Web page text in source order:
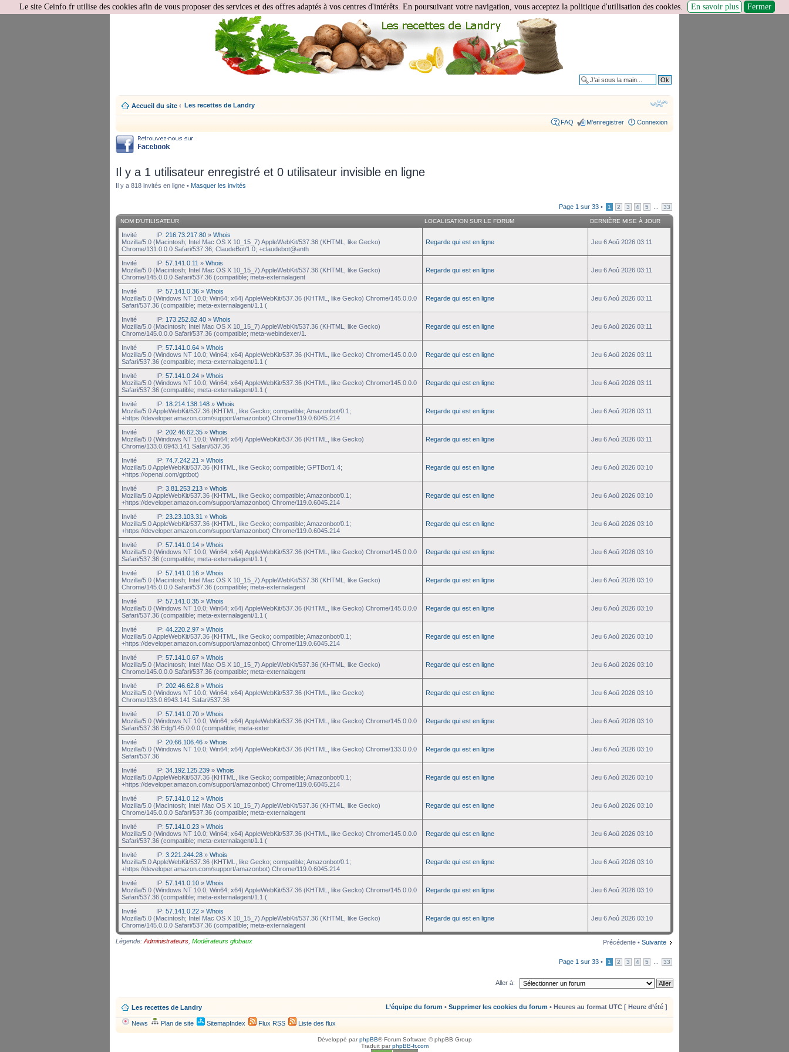
Accueil du site ‹ Les recettes de Landry
FAQ M’enregistrer Connexion
Il y a 1 utilisateur enregistré et 0 utilisateur invisible en ligne
Il y a 818 invités en ligne • Masquer les invités
Page 1 sur 33 • 1 2 3 4 5 33
NOM D’UTILISATEUR LOCALISATION SUR LE FORUM DERNIÈRE MISE À JOUR
Invité IP: 216.73.217.80 » Whois
Mozilla/5.0 (Macintosh; Intel Mac OS X 10_15_7) AppleWebKit/537.36 (KHTML, like Gecko)
Chrome/131.0.0.0 Safari/537.36; ClaudeBot/1.0; +claudebot@anth
Regarde qui est en ligne Jeu 6 Aoû 2026 03:11
Invité IP: 57.141.0.11 » Whois
Mozilla/5.0 (Macintosh; Intel Mac OS X 10_15_7) AppleWebKit/537.36 (KHTML, like Gecko)
Chrome/145.0.0.0 Safari/537.36 (compatible; meta-externalagent
Regarde qui est en ligne Jeu 6 Aoû 2026 03:11
Invité IP: 57.141.0.36 » Whois
Mozilla/5.0 (Windows NT 10.0; Win64; x64) AppleWebKit/537.36 (KHTML, like Gecko) Chrome/145.0.0.0
Safari/537.36 (compatible; meta-externalagent/1.1 (
Regarde qui est en ligne Jeu 6 Aoû 2026 03:11
Invité IP: 173.252.82.40 » Whois
Mozilla/5.0 (Macintosh; Intel Mac OS X 10_15_7) AppleWebKit/537.36 (KHTML, like Gecko)
Chrome/145.0.0.0 Safari/537.36 (compatible; meta-webindexer/1.
Regarde qui est en ligne Jeu 6 Aoû 2026 03:11
Invité IP: 57.141.0.64 » Whois
Mozilla/5.0 (Windows NT 10.0; Win64; x64) AppleWebKit/537.36 (KHTML, like Gecko) Chrome/145.0.0.0
Safari/537.36 (compatible; meta-externalagent/1.1 (
Regarde qui est en ligne Jeu 6 Aoû 2026 03:11
Invité IP: 57.141.0.24 » Whois
Mozilla/5.0 (Windows NT 10.0; Win64; x64) AppleWebKit/537.36 (KHTML, like Gecko) Chrome/145.0.0.0
Safari/537.36 (compatible; meta-externalagent/1.1 (
Regarde qui est en ligne Jeu 6 Aoû 2026 03:11
Invité IP: 18.214.138.148 » Whois
Mozilla/5.0 AppleWebKit/537.36 (KHTML, like Gecko; compatible; Amazonbot/0.1;
+https://developer.amazon.com/support/amazonbot) Chrome/119.0.6045.214
Regarde qui est en ligne Jeu 6 Aoû 2026 03:11
Invité IP: 202.46.62.35 » Whois
Mozilla/5.0 (Windows NT 10.0; Win64; x64) AppleWebKit/537.36 (KHTML, like Gecko)
Chrome/133.0.6943.141 Safari/537.36
Regarde qui est en ligne Jeu 6 Aoû 2026 03:11
Invité IP: 74.7.242.21 » Whois
Mozilla/5.0 AppleWebKit/537.36 (KHTML, like Gecko; compatible; GPTBot/1.4;
+https://openai.com/gptbot)
Regarde qui est en ligne Jeu 6 Aoû 2026 03:10
Invité IP: 3.81.253.213 » Whois
Mozilla/5.0 AppleWebKit/537.36 (KHTML, like Gecko; compatible; Amazonbot/0.1;
+https://developer.amazon.com/support/amazonbot) Chrome/119.0.6045.214
Regarde qui est en ligne Jeu 6 Aoû 2026 03:10
Invité IP: 23.23.103.31 » Whois
Mozilla/5.0 AppleWebKit/537.36 (KHTML, like Gecko; compatible; Amazonbot/0.1;
+https://developer.amazon.com/support/amazonbot) Chrome/119.0.6045.214
Regarde qui est en ligne Jeu 6 Aoû 2026 03:10
Invité IP: 57.141.0.14 » Whois
Mozilla/5.0 (Windows NT 10.0; Win64; x64) AppleWebKit/537.36 (KHTML, like Gecko) Chrome/145.0.0.0
Safari/537.36 (compatible; meta-externalagent/1.1 (
Regarde qui est en ligne Jeu 6 Aoû 2026 03:10
Invité IP: 57.141.0.16 » Whois
Mozilla/5.0 (Macintosh; Intel Mac OS X 10_15_7) AppleWebKit/537.36 (KHTML, like Gecko)
Chrome/145.0.0.0 Safari/537.36 (compatible; meta-externalagent
Regarde qui est en ligne Jeu 6 Aoû 2026 03:10
Invité IP: 57.141.0.35 » Whois
Mozilla/5.0 (Windows NT 10.0; Win64; x64) AppleWebKit/537.36 (KHTML, like Gecko) Chrome/145.0.0.0
Safari/537.36 (compatible; meta-externalagent/1.1 (
Regarde qui est en ligne Jeu 6 Aoû 2026 03:10
Invité IP: 44.220.2.97 » Whois
Mozilla/5.0 AppleWebKit/537.36 (KHTML, like Gecko; compatible; Amazonbot/0.1;
+https://developer.amazon.com/support/amazonbot) Chrome/119.0.6045.214
Regarde qui est en ligne Jeu 6 Aoû 2026 03:10
Invité IP: 57.141.0.67 » Whois
Mozilla/5.0 (Macintosh; Intel Mac OS X 10_15_7) AppleWebKit/537.36 (KHTML, like Gecko)
Chrome/145.0.0.0 Safari/537.36 (compatible; meta-externalagent
Regarde qui est en ligne Jeu 6 Aoû 2026 03:10
Invité IP: 202.46.62.8 » Whois
Mozilla/5.0 (Windows NT 10.0; Win64; x64) AppleWebKit/537.36 (KHTML, like Gecko)
Chrome/133.0.6943.141 Safari/537.36
Regarde qui est en ligne Jeu 6 Aoû 2026 03:10
Invité IP: 57.141.0.70 » Whois
Mozilla/5.0 (Windows NT 10.0; Win64; x64) AppleWebKit/537.36 (KHTML, like Gecko) Chrome/145.0.0.0
Safari/537.36 Edg/145.0.0.0 (compatible; meta-exter
Regarde qui est en ligne Jeu 6 Aoû 2026 03:10
Invité IP: 20.66.106.46 » Whois
Mozilla/5.0 (Windows NT 10.0; Win64; x64) AppleWebKit/537.36 (KHTML, like Gecko) Chrome/133.0.0.0
Safari/537.36
Regarde qui est en ligne Jeu 6 Aoû 2026 03:10
Invité IP: 34.192.125.239 » Whois
Mozilla/5.0 AppleWebKit/537.36 (KHTML, like Gecko; compatible; Amazonbot/0.1;
+https://developer.amazon.com/support/amazonbot) Chrome/119.0.6045.214
Regarde qui est en ligne Jeu 6 Aoû 2026 03:10
Invité IP: 57.141.0.12 » Whois
Mozilla/5.0 (Macintosh; Intel Mac OS X 10_15_7) AppleWebKit/537.36 (KHTML, like Gecko)
Chrome/145.0.0.0 Safari/537.36 (compatible; meta-externalagent
Regarde qui est en ligne Jeu 6 Aoû 2026 03:10
Invité IP: 57.141.0.23 » Whois
Mozilla/5.0 (Windows NT 10.0; Win64; x64) AppleWebKit/537.36 (KHTML, like Gecko) Chrome/145.0.0.0
Safari/537.36 (compatible; meta-externalagent/1.1 (
Regarde qui est en ligne Jeu 6 Aoû 2026 03:10
Invité IP: 3.221.244.28 » Whois
Mozilla/5.0 AppleWebKit/537.36 (KHTML, like Gecko; compatible; Amazonbot/0.1;
+https://developer.amazon.com/support/amazonbot) Chrome/119.0.6045.214
Regarde qui est en ligne Jeu 6 Aoû 2026 03:10
Invité IP: 57.141.0.10 » Whois
Mozilla/5.0 (Windows NT 10.0; Win64; x64) AppleWebKit/537.36 (KHTML, like Gecko) Chrome/145.0.0.0
Safari/537.36 (compatible; meta-externalagent/1.1 (
Regarde qui est en ligne Jeu 6 Aoû 2026 03:10
Invité IP: 57.141.0.22 » Whois
Mozilla/5.0 (Macintosh; Intel Mac OS X 10_15_7) AppleWebKit/537.36 (KHTML, like Gecko)
Chrome/145.0.0.0 Safari/537.36 (compatible; meta-externalagent
Regarde qui est en ligne Jeu 6 Aoû 2026 03:10
Précédente • Suivante
Légende: Administrateurs Modérateurs globaux
Page 1 sur 33 • 1 2 3 4 5 33
Aller à:
Les recettes de Landry L’équipe du forum • Supprimer les cookies du forum • Heures au format UTC [ Heure d’été ]
News Plan de site SitemapIndex Flux RSS Liste des flux
Développé parphpBB® Forum Software © phpBB Group
Traduit parphpBB-fr.com
Le site Ceinfo.fr utilise des cookies afin de vous proposer des services et des offres adaptés à vos centres d'intérêts. En poursuivant votre navigation, vous acceptez la politique d'utilisation des cookies. En savoir plus Fermer